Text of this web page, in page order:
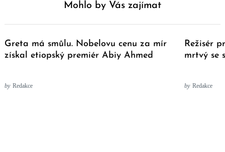
Mohlo by Vás zajímat
Greta má smůlu. Nobelovu cenu za mír
získal etiopský premiér Abiy Ahmed
by Redakce
Režisér
mrtvý se
by Redakce